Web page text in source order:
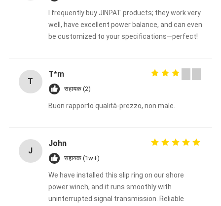
I frequently buy JINPAT products; they work very
well, have excellent power balance, and can even
be customized to your specifications—perfect!
T
T*m
सहायक (2)
Buon rapporto qualità-prezzo, non male.
J
John
सहायक (1w+)
We have installed this slip ring on our shore
power winch, and it runs smoothly with
uninterrupted signal transmission. Reliable